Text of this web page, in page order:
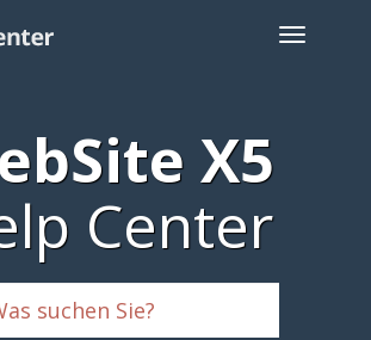
X5
Center